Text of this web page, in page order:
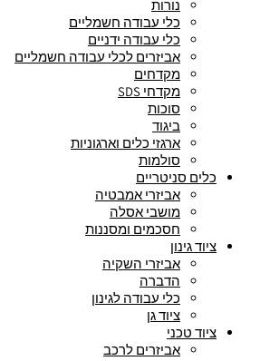
נורות
כלי עבודה חשמליים
כלי עבודה ידניים
אביזרים לכלי עבודה חשמליים
מקדחים
מקדחי SDS
סוכות
ביגוד
ארגזי כלים וארגוניות
סולמות
כלים סניטריים
אביזרי אמבטיה
מושבי אסלה
חסכמים ומסננות
ציוד גינון
אביזרי השקיה
הדברה
כלי עבודה לגינון
ציוד גן
ציוד טכני
אביזרים לרכב